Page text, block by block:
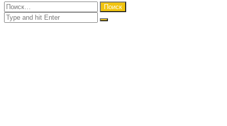
Close
Найти:
Close
Search